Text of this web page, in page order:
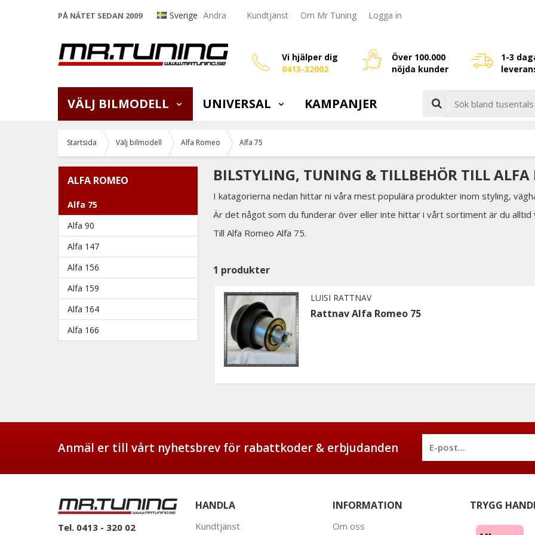
PÅ NÄTET SEDAN 2009 Sverige Ändra Kundtjänst Om Mr Tuning Logga in
Vi hjälper dig
0413-32002
Över 100.000
nöjda kunder
1-3
VÄLJ BILMODELL UNIVERSAL KAMPANJER
Startsida Välj bilmodell Alfa Romeo Alfa 75
ALFA ROMEO
Alfa 75
Alfa 90
Alfa 147
Alfa 156
Alfa 159
Alfa 164
Alfa 166
BILSTYLING, TUNING & TILLBEHÖR TILL ALFA
I katagorierna nedan hittar ni våra mest populära produkter inom styling,
Är det något som du funderar över eller inte hittar i vårt sortiment är du alltid
Till Alfa Romeo Alfa 75.
1 produkter
LUISI RATTNAV
Rattnav Alfa Romeo 75
Anmäl er till vårt nyhetsbrev för rabattkoder & erbjudanden
Tel. 0413 - 320 02
HANDLA
Kundtjänst
INFORMATION
Om oss
TRYGG